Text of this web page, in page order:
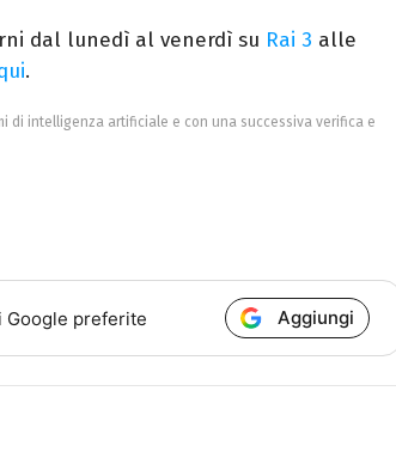
dal lunedì al venerdì su Rai 3 alle
.
di intelligenza artificiale e con una successiva verifica e
Google preferite Aggiungi